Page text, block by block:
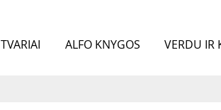
TVARIAI ALFO KNYGOS VERDU IR